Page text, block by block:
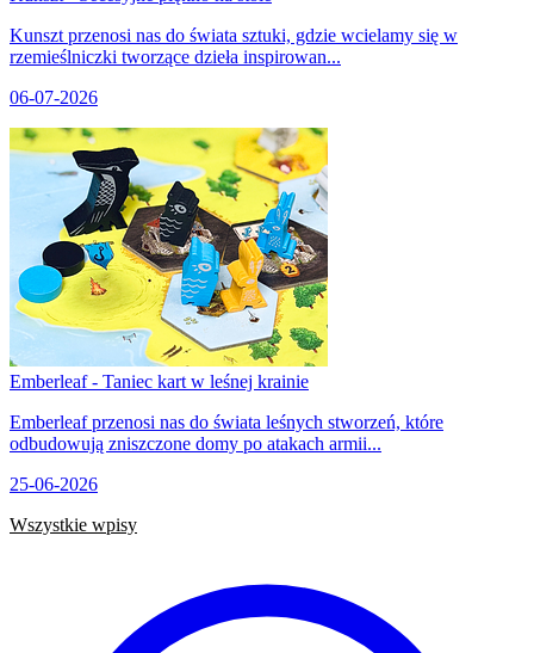
Kunszt przenosi nas do świata sztuki, gdzie wcielamy się w
rzemieślniczki tworzące dzieła inspirowan...
06-07-2026
Emberleaf - Taniec kart w leśnej krainie
Emberleaf przenosi nas do świata leśnych stworzeń, które
odbudowują zniszczone domy po atakach armii...
25-06-2026
Wszystkie wpisy